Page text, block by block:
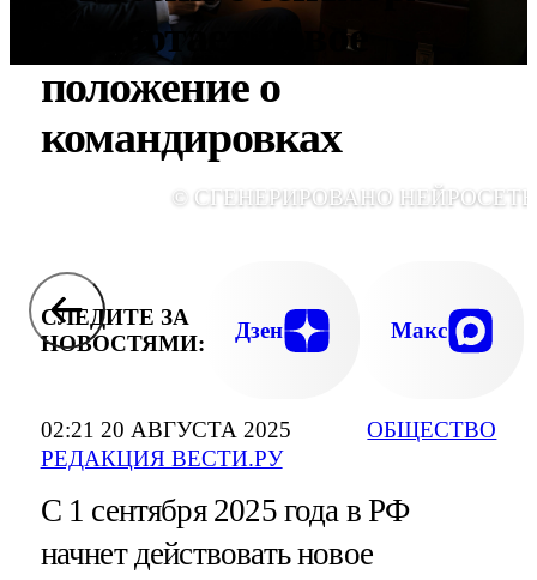
02:21 20 АВГУСТА 2025
РЕДАКЦИЯ ВЕСТИ.РУ
ОБЩЕСТВО
заработает новое
положение о
командировках
© СГЕНЕРИРОВАНО
СЛЕДИТЕ ЗА
НОВОСТЯМИ:
Дзен Макс
С 1 сентября 2025 года в РФ
начнет действовать новое